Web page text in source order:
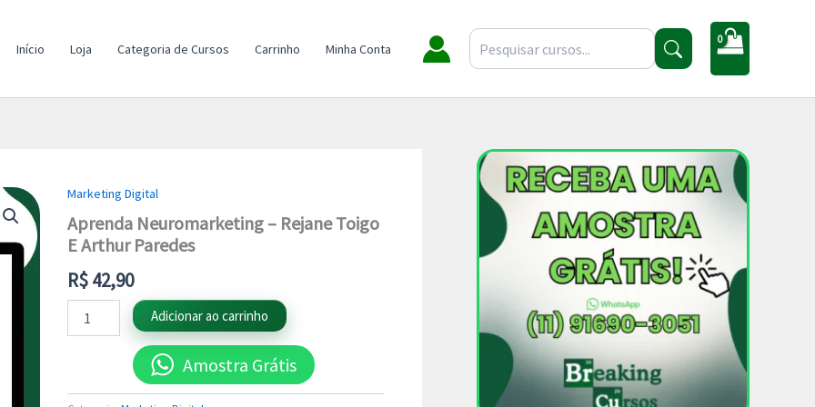
Início Loja Categoria de Cursos Carrinho Minha Conta
Marketing Digital
Aprenda Neuromarketing – Rejane Toigo
E Arthur Paredes
R$42,90
Aprenda
Neuromarketing
-
Rejane
Toigo
E
Arthur
Paredes
quantidade
Adicionar ao carrinho
Amostra Grátis